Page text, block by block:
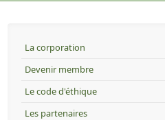
La corporation
Devenir membre
Le code d'éthique
Les partenaires